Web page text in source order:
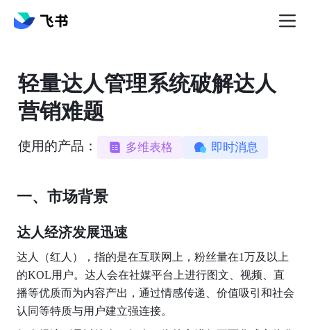
轻量达人管理系统破解达人
营销难题
使用的产品： 多维表格 即时消息
一、市场背景
达人经济发展迅速
达人（红人），指的是在互联网上，粉丝量在1万及以上
的KOL用户。达人会在社媒平台上进行图文、视频、直
播等优质而为内容产出，通过情感传递、价值吸引和社会
认同等特质与用户建立强连接。